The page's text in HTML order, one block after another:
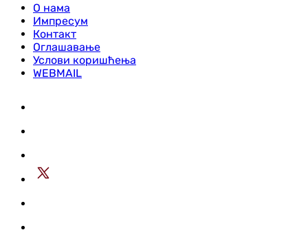
О нама
Импресум
Контакт
Оглашавање
Услови коришћења
WEBMAIL